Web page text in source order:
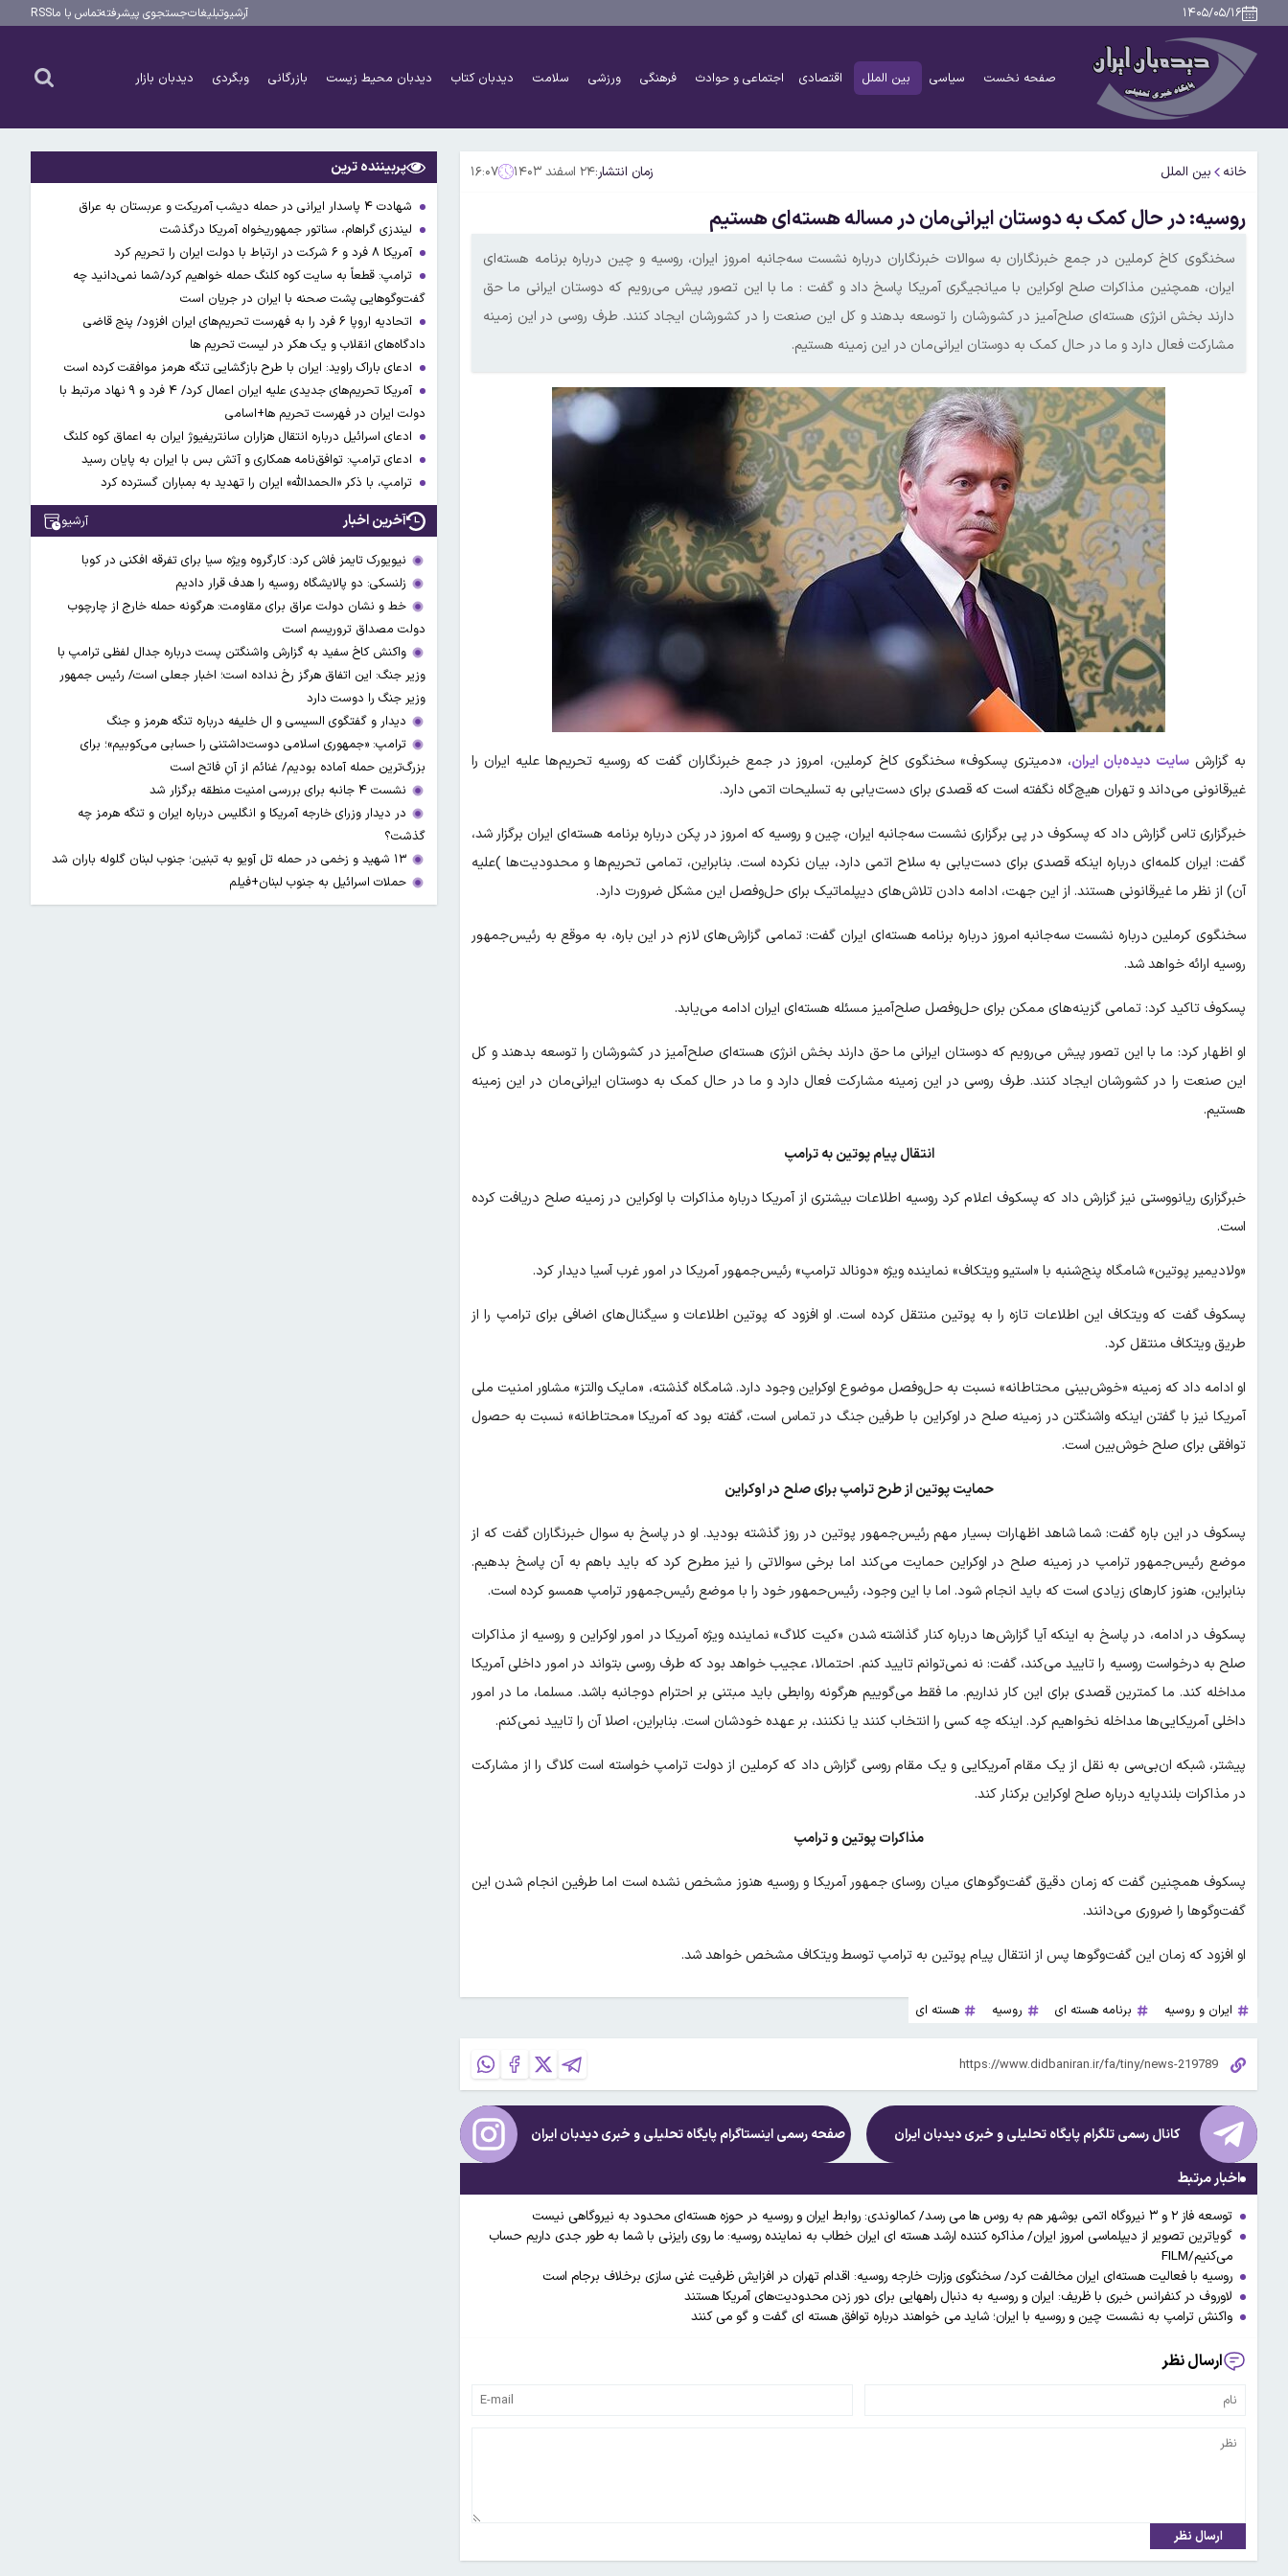
۱۴۰۵/۰۵/۱۶ آرشیوتبلیغاتجستجوی پیشرفتهتماس با ماRSS
صفحه نخست سیاسی بین الملل اقتصادی اجتماعی و حوادث فرهنگی ورزشی سلامت دیدبان کتاب دیدبان محیط زیست بازرگانی وبگردی دیدبان بازار
خانه بین الملل زمان انتشار:۲۴ اسفند ۱۴۰۳ ۱۶:۰۷
روسیه: در حال کمک به دوستان ایرانی‌مان در مساله هسته‌ای هستیم
سخنگوی کاخ کرملین در جمع خبرنگاران به سوالات خبرنگاران درباره نشست سه‌جانبه امروز ایران، روسیه و چین درباره برنامه هسته‌ای
ایران، همچنین مذاکرات صلح اوکراین با میانجیگری آمریکا پاسخ داد و گفت : ما با این تصور پیش می‌رویم که دوستان ایرانی ما حق
دارند بخش انرژی هسته‌ای صلح‌آمیز در کشورشان را توسعه بدهند و کل این صنعت را در کشورشان ایجاد کنند. طرف روسی در این زمینه
مشارکت فعال دارد و ما در حال کمک به دوستان ایرانی‌مان در این زمینه هستیم.
به گزارشسایت دیده‌بان ایران، «دمیتری پسکوف» سخنگوی کاخ کرملین، امروز در جمع خبرنگاران گفت که روسیه تحریم‌ها علیه ایران را
غیرقانونی می‌داند و تهران هیچ‌گاه نگفته است که قصدی برای دست‌یابی به تسلیحات اتمی دارد.
خبرگزاری تاس گزارش داد که پسکوف در پی برگزاری نشست سه‌جانبه ایران، چین و روسیه که امروز در پکن درباره برنامه هسته‌ای ایران برگزار شد،
گفت: ایران کلمه‌ای درباره اینکه قصدی برای دست‌یابی به سلاح اتمی دارد، بیان نکرده است. بنابراین، تمامی تحریم‌ها و محدودیت‌ها )علیه
آن) از نظر ما غیرقانونی هستند. از این جهت، ادامه دادن تلاش‌های دیپلماتیک برای حل‌وفصل این مشکل ضرورت دارد.
سخنگوی کرملین درباره نشست سه‌جانبه امروز درباره برنامه هسته‌ای ایران گفت: تمامی گزارش‌های لازم در این باره، به موقع به رئیس‌جمهور
روسیه ارائه خواهد شد.
پسکوف تاکید کرد: تمامی گزینه‌های ممکن برای حل‌وفصل صلح‌آمیز مسئله هسته‌ای ایران ادامه می‌یابد.
او اظهار کرد: ما با این تصور پیش می‌رویم که دوستان ایرانی ما حق دارند بخش انرژی هسته‌ای صلح‌آمیز در کشورشان را توسعه بدهند و کل
این صنعت را در کشورشان ایجاد کنند. طرف روسی در این زمینه مشارکت فعال دارد و ما در حال کمک به دوستان ایرانی‌مان در این زمینه
هستیم.
انتقال پیام پوتین به ترامپ
خبرگزاری ریانووستی نیز گزارش داد که پسکوف اعلام کرد روسیه اطلاعات بیشتری از آمریکا درباره مذاکرات با اوکراین در زمینه صلح دریافت کرده
است.
«ولادیمیر پوتین» شامگاه پنج‌شنبه با «استیو ویتکاف» نماینده ویژه «دونالد ترامپ» رئیس‌جمهور آمریکا در امور غرب آسیا دیدار کرد.
پسکوف گفت که ویتکاف این اطلاعات تازه را به پوتین منتقل کرده است. او افزود که پوتین اطلاعات و سیگنال‌های اضافی برای ترامپ را از
طریق ویتکاف منتقل کرد.
او ادامه داد که زمینه «خوش‌بینی محتاطانه» نسبت به حل‌وفصل موضوع اوکراین وجود دارد. شامگاه گذشته، «مایک والتز» مشاور امنیت ملی
آمریکا نیز با گفتن اینکه واشنگتن در زمینه صلح در اوکراین با طرفین جنگ در تماس است، گفته بود که آمریکا «محتاطانه» نسبت به حصول
توافقی برای صلح خوش‌بین است.
حمایت پوتین از طرح ترامپ برای صلح در اوکراین
پسکوف در این باره گفت: شما شاهد اظهارات بسیار مهم رئیس‌جمهور پوتین در روز گذشته بودید. او در پاسخ به سوال خبرنگاران گفت که از
موضع رئیس‌جمهور ترامپ در زمینه صلح در اوکراین حمایت می‌کند اما برخی سوالاتی را نیز مطرح کرد که باید باهم به آن پاسخ بدهیم.
بنابراین، هنوز کارهای زیادی است که باید انجام شود. اما با این وجود، رئیس‌حمهور خود را با موضع رئیس‌جمهور ترامپ همسو کرده است.
پسکوف در ادامه، در پاسخ به اینکه آیا گزارش‌ها درباره کنار گذاشته شدن «کیت کلاگ» نماینده ویژه آمریکا در امور اوکراین و روسیه از مذاکرات
صلح به درخواست روسیه را تایید می‌کند، گفت: نه نمی‌توانم تایید کنم. احتمالا، عجیب خواهد بود که طرف روسی بتواند در امور داخلی آمریکا
مداخله کند. ما کمترین قصدی برای این کار نداریم. ما فقط می‌گوییم هرگونه روابطی باید مبتنی بر احترام دوجانبه باشد. مسلما، ما در امور
داخلی آمریکایی‌ها مداخله نخواهیم کرد. اینکه چه کسی را انتخاب کنند یا نکنند، بر عهده خودشان است. بنابراین، اصلا آن را تایید نمی‌کنم.
پیشتر، شبکه ان‌بی‌سی به نقل از یک مقام آمریکایی و یک مقام روسی گزارش داد که کرملین از دولت ترامپ خواسته است کلاگ را از مشارکت
در مذاکرات بلندپایه درباره صلح اوکراین برکنار کند.
مذاکرات پوتین و ترامپ
پسکوف همچنین گفت که زمان دقیق گفت‌وگوهای میان روسای جمهور آمریکا و روسیه هنوز مشخص نشده است اما طرفین انجام شدن این
گفت‌وگوها را ضروری می‌دانند.
او افزود که زمان این گفت‌وگوها پس از انتقال پیام پوتین به ترامپ توسط ویتکاف مشخص خواهد شد.
ایران و روسیه برنامه هسته ای روسیه هسته ای
کانال رسمی تلگرام پایگاه تحلیلی و خبریدیدبان ایران صفحه رسمی اینستاگرام پایگاه تحلیلی و خبریدیدبان ایران
اخبار مرتبط
توسعه فاز ۲ و ۳ نیروگاه اتمی بوشهر هم به روس ها می رسد/ کمالوندی: روابط ایران و روسیه در حوزه هسته‌ای محدود به نیروگاهی نیست
گویاترین تصویر از دیپلماسی امروز ایران/ مذاکره کننده ارشد هسته ای ایران خطاب به نماینده روسیه: ما روی رایزنی با شما به طور جدی داریم حساب
می‌کنیم/FILM
روسیه با فعالیت هسته‌ای ایران مخالفت کرد/ سخنگوی وزارت خارجه روسیه: اقدام تهران در افزایش ظرفیت غنی سازی برخلاف برجام است
لاوروف در کنفرانس خبری با ظریف: ایران و روسیه به دنبال راههایی برای دور زدن محدودیت‌های آمریکا هستند
واکنش ترامپ به نشست چین و روسیه با ایران؛ شاید می خواهند درباره توافق هسته ای گفت و گو می کنند
ارسال نظر
ارسال نظر
پربیننده ترین
شهادت ۴ پاسدار ایرانی در حمله دیشب آمریکت و عربستان به عراق
لیندزی گراهام، سناتور جمهوریخواه آمریکا درگذشت
آمریکا ۸ فرد و ۶ شرکت در ارتباط با دولت ایران را تحریم کرد
ترامپ: قطعاً به سایت کوه کلنگ حمله خواهیم کرد/شما نمی‌دانید چه
گفت‌وگوهایی پشت صحنه با ایران در جریان است
اتحادیه اروپا ۶ فرد را به فهرست تحریم‌های ایران افزود/ پنج قاضی
دادگاه‌های انقلاب و یک هکر در لیست تحریم ها
ادعای باراک راوید: ایران با طرح بازگشایی تنگه هرمز موافقت کرده است
آمریکا تحریم‌های جدیدی علیه ایران اعمال کرد/ ۴ فرد و ۹ نهاد مرتبط با
دولت ایران در فهرست تحریم ها+اسامی
ادعای اسرائیل درباره انتقال هزاران سانتریفیوژ ایران به اعماق کوه کلنگ
ادعای ترامپ: توافق‌نامه همکاری و آتش بس با ایران به پایان رسید
ترامپ، با ذکر «الحمدالله» ایران را تهدید به بمباران گسترده کرد
آخرین اخبار آرشیو
نیویورک تایمز فاش کرد: کارگروه ویژه سیا برای تفرقه افکنی در کوبا
زلنسکی: دو پالایشگاه روسیه را هدف قرار دادیم
خط و نشان دولت عراق برای مقاومت: هرگونه حمله خارج از چارچوب
دولت مصداق تروریسم است
واکنش کاخ سفید به گزارش واشنگتن پست درباره جدال لفظی ترامپ با
وزیر جنگ: این اتفاق هرگز رخ نداده است؛ اخبار جعلی است/ رئیس جمهور
وزیر جنگ را دوست دارد
دیدار و گفتگوی السیسی و ال خلیفه درباره تنگه هرمز و جنگ
ترامپ: «جمهوری اسلامی دوست‌داشتنی را حسابی می‌کوبیم»؛ برای
بزرگ‌ترین حمله آماده بودیم/ غنائم از آنِ فاتح است
نشست ۴ جانبه برای بررسی امنیت منطقه برگزار شد
در دیدار وزرای خارجه آمریکا و انگلیس درباره ایران و تنگه هرمز چه
گذشت؟
۱۳ شهید و زخمی در حمله تل آویو به تبنین؛ جنوب لبنان گلوله باران شد
حملات اسرائیل به جنوب لبنان+فیلم